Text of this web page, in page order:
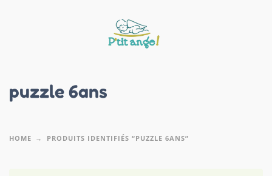
puzzle 6ans
HOME PRODUITS IDENTIFIÉS “PUZZLE 6ANS”